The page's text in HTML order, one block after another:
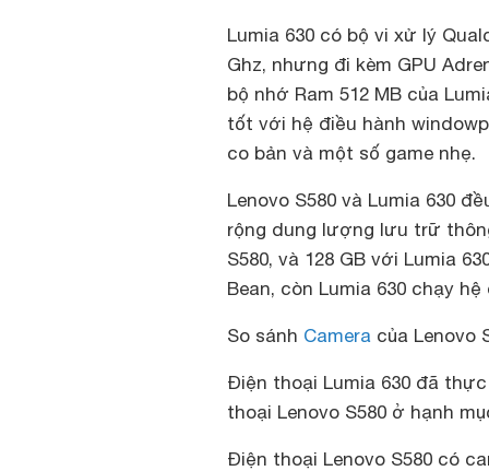
Lumia 630 có bộ vi xử lý
Ghz, nhưng đi kèm GPU
bộ nhớ Ram 512 MB của
tốt với hệ điều hành
co bản và một số game nhẹ.
Lenovo S580 và Lumia 630
rộng dung lượng lưu trữ
S580, và 128 GB với Lumia
Bean, còn Lumia 630 chạy
So sánh Camera của Lenovo
Điện thoại Lumia 630 đã
thoại Lenovo S580 ở hạnh
Điện thoại Lenovo S580 có